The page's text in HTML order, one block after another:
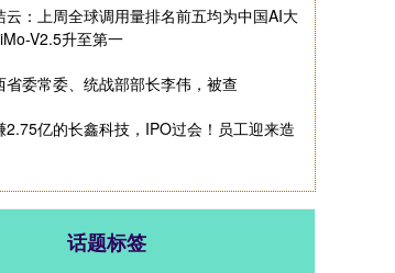
云：上周全球调用量排名前五均为中国AI大
V2.5升至第一
省委常委、统战部部长李伟，被查
2.75亿的长鑫科技，IPO过会！员工迎来造
话题标签